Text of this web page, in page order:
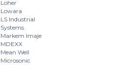
Loher
Lowara
LS Industrial
Systems
Markem Imaje
MDEXX
Mean Well
Microsonic